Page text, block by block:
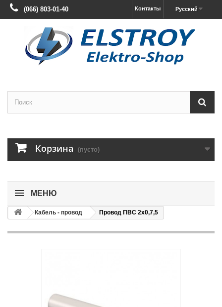
Русский
Контакты
(066) 803-01-40
Корзина (пусто)
МЕНЮ
Кабель - провод Провoд ПВС 2х0,7,5